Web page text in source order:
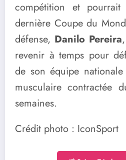
compétition et
dernière Coupe du
défense, Danilo Pereira
revenir à temps pour
de son équipe
musculaire contractée
semaines.
Crédit photo : IconSport